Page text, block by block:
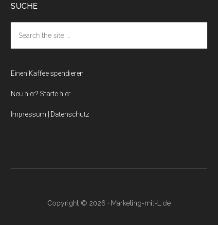
SUCHE
the
site
Einen Kaffee spendieren
Neu hier? Starte hier
Impressum | Datenschutz
Copyright © 2026 · Marketing-mit-L.de